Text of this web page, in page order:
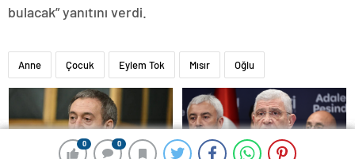
0 0
0 0
0 0
bulacak” yanıtını verdi.
Anne Çocuk Eylem Tok Mısır Oğlu